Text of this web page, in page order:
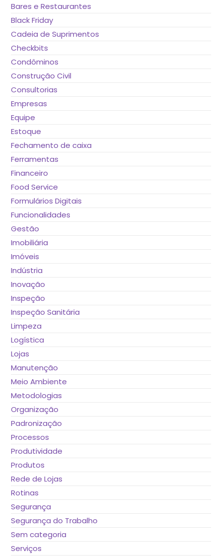
Bares e Restaurantes
Black Friday
Cadeia de Suprimentos
Checkbits
Condôminos
Construção Civil
Consultorias
Empresas
Equipe
Estoque
Fechamento de caixa
Ferramentas
Financeiro
Food Service
Formulários Digitais
Funcionalidades
Gestão
Imobiliária
Imóveis
Indústria
Inovação
Inspeção
Inspeção Sanitária
Limpeza
Logística
Lojas
Manutenção
Meio Ambiente
Metodologias
Organização
Padronização
Processos
Produtividade
Produtos
Rede de Lojas
Rotinas
Segurança
Segurança do Trabalho
Sem categoria
Serviços